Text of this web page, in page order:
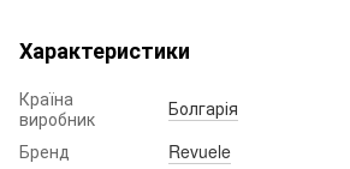
Характеристики
Країна
виробник
Болгарія
Бренд
Revuele